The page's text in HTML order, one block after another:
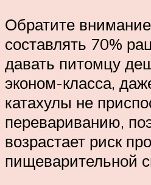
Обратите
составлять 70%
давать питомцу
эконом-класса,
катахулы не
перевариванию,
возрастает риск
пищеварительной